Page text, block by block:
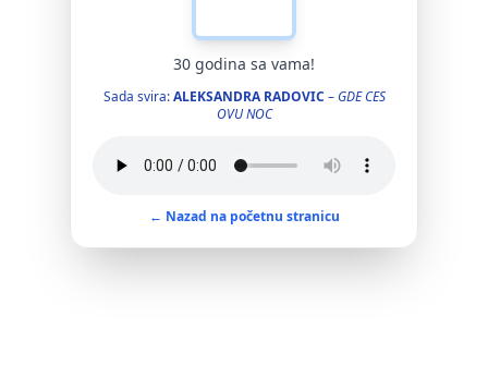
30 godina sa vama!
Sada svira:ALEKSANDRA RADOVIC –GDE CES
OVU NOC
← Nazad na početnu stranicu